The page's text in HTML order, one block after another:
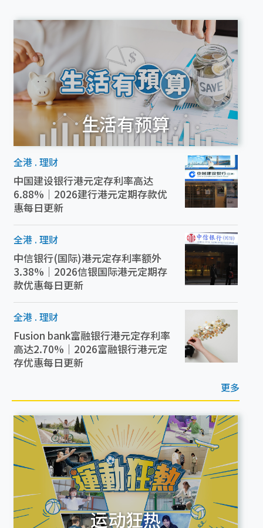
生活有预算
全港 . 理财
中国建设银行港元定存利率高达
6.88%｜2026建行港元定期存款优
惠每日更新
全港 . 理财
中信银行(国际)港元定存利率额外
3.38%｜2026信银国际港元定期存
款优惠每日更新
全港 . 理财
Fusion bank富融银行港元定存利率
高达2.70%｜2026富融银行港元定
存优惠每日更新
更多
运动狂热